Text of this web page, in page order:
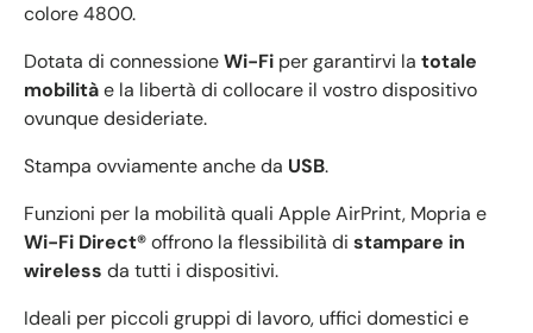
colore 4800.
Dotata di connessioneWi-Fi per garantirvi la totale
mobilitàe la libertà di collocare il vostro dispositivo
ovunque desideriate.
Stampa ovviamente anche da USB.
Funzioni per la mobilità quali Apple AirPrint, Mopria e
Wi-Fi Direct®offrono la flessibilità di stampare in
wireless da tutti i dispositivi.
Ideali per piccoli gruppi di lavoro, uffici domestici e